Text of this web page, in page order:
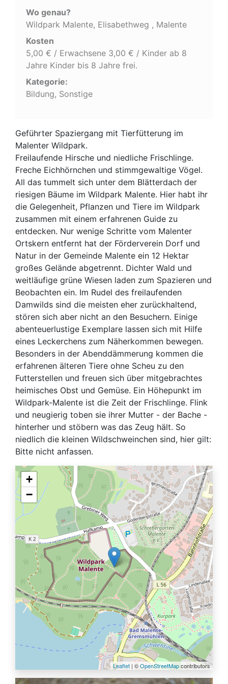
Wo genau?
Wildpark Malente, Elisabethweg , Malente
Kosten
5,00 € / Erwachsene 3,00 € / Kinder ab 8
Jahre Kinder bis 8 Jahre frei.
Kategorie:
Bildung, Sonstige
Geführter Spaziergang mit Tierfütterung im
Malenter Wildpark.
Freilaufende Hirsche und niedliche Frischlinge.
Freche Eichhörnchen und stimmgewaltige Vögel.
All das tummelt sich unter dem Blätterdach der
riesigen Bäume im Wildpark Malente. Hier habt ihr
die Gelegenheit, Pflanzen und Tiere im Wildpark
zusammen mit einem erfahrenen Guide zu
entdecken. Nur wenige Schritte vom Malenter
Ortskern entfernt hat der Förderverein Dorf und
Natur in der Gemeinde Malente ein 12 Hektar
großes Gelände abgetrennt. Dichter Wald und
weitläufige grüne Wiesen laden zum Spazieren und
Beobachten ein. Im Rudel des freilaufenden
Damwilds sind die meisten eher zurückhaltend,
stören sich aber nicht an den Besuchern. Einige
abenteuerlustige Exemplare lassen sich mit Hilfe
eines Leckerchens zum Näherkommen bewegen.
Besonders in der Abenddämmerung kommen die
erfahrenen älteren Tiere ohne Scheu zu den
Futterstellen und freuen sich über mitgebrachtes
heimisches Obst und Gemüse. Ein Höhepunkt im
Wildpark-Malente ist die Zeit der Frischlinge. Flink
und neugierig toben sie ihrer Mutter - der Bache -
hinterher und stöbern was das Zeug hält. So
niedlich die kleinen Wildschweinchen sind, hier gilt:
Bitte nicht anfassen.
+
−
Leaflet| ©OpenStreetMapcontributors